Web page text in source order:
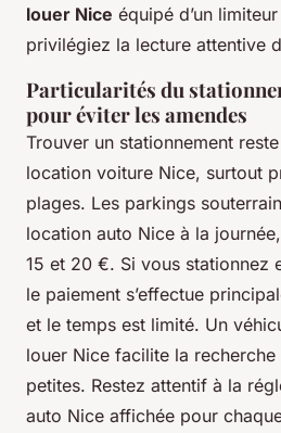
louer Nice équipé d’un
privilégiez la lecture attentive
Particularités du
pour éviter les amendes
Trouver un stationnement
location voiture Nice, surtout
plages. Les parkings
location auto Nice à la
15 et 20 €. Si vous stationnez
le paiement s’effectue
et le temps est limité. Un
louer Nice facilite la
petites. Restez attentif à la
auto Nice affichée pour